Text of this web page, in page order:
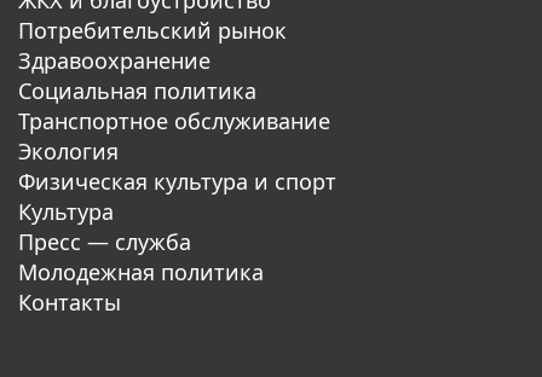
Потребительский рынок
Здравоохранение
Социальная политика
Транспортное обслуживание
Экология
Физическая культура и спорт
Культура
Пресс — служба
Молодежная политика
Контакты